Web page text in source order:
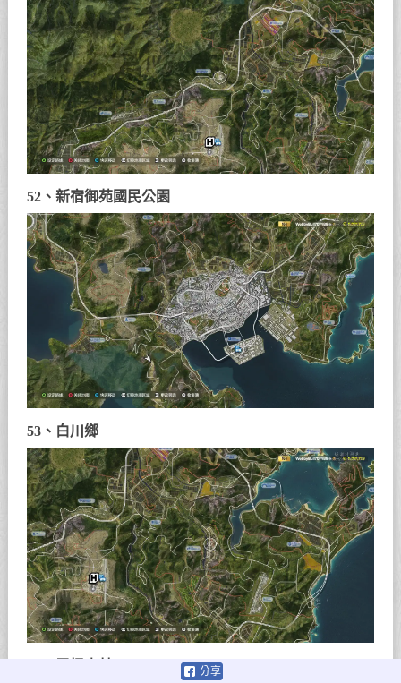
52、新宿御苑國民公園
53、白川鄉
分享